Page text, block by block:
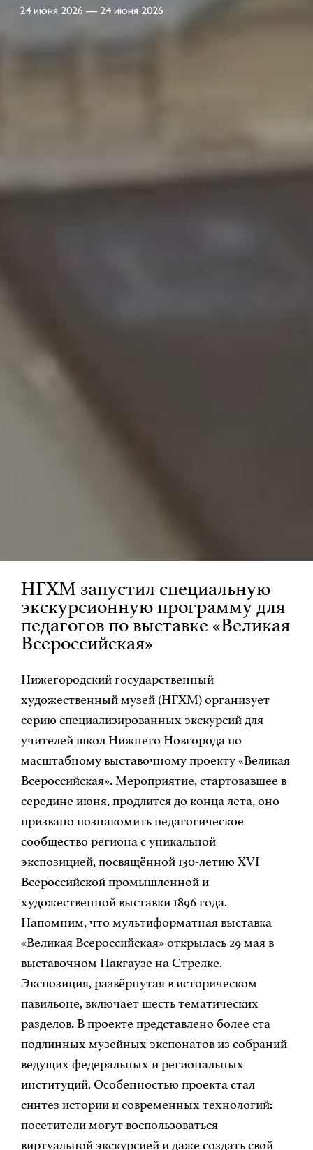
24 июня 2026 — 24 июня 2026
НГХМ запустил специальную
экскурсионную программу для
педагогов по выставке «Великая
Всероссийская»
Нижегородский государственный
художественный музей (НГХМ) организует
серию специализированных экскурсий для
учителей школ Нижнего Новгорода по
масштабному выставочному проекту «Великая
Всероссийская». Мероприятие, стартовавшее в
середине июня, продлится до конца лета, оно
призвано познакомить педагогическое
сообщество региона с уникальной
экспозицией, посвящённой 130-летию XVI
Всероссийской промышленной и
художественной выставки 1896 года.
Напомним, что мультиформатная выставка
«Великая Всероссийская» открылась 29 мая в
выставочном Пакгаузе на Стрелке.
Экспозиция, развёрнутая в историческом
павильоне, включает шесть тематических
разделов. В проекте представлено более ста
подлинных музейных экспонатов из собраний
ведущих федеральных и региональных
институций. Особенностью проекта стал
синтез истории и современных технологий:
посетители могут воспользоваться
виртуальной экскурсией и даже создать свой